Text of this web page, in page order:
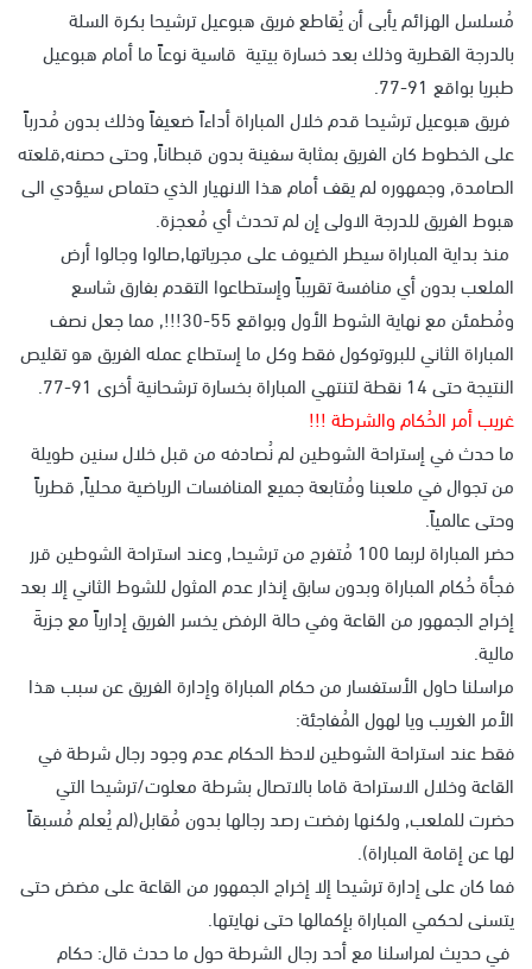
مُسلسل الهزائم يأبى أن يُقاطع فريق هبوعيل ترشيحا بكرة السلة
بالدرجة القطرية وذلك بعد خسارة بيتية قاسية نوعاً ما أمام هبوعيل
طبريا بواقع 91-77.
فريق هبوعيل ترشيحا قدم خلال المباراة أداءاً ضعيفاً وذلك بدون مُدرباً
على الخطوط كان الفريق بمثابة سفينة بدون قبطاناً, وحتى حصنه,قلعته
الصامدة, وجمهوره لم يقف أمام هذا الانهيار الذي حتماص سيؤدي الى
هبوط الفريق للدرجة الاولى إن لم تحدث أي مُعجزة.
منذ بداية المباراة سيطر الضيوف على مجرياتها,صالوا وجالوا أرض
الملعب بدون أي منافسة تقريباً وإستطاعوا التقدم بفارق شاسع
ومُطمئن مع نهاية الشوط الأول وبواقع 55-30!!!, مما جعل نصف
المباراة الثاني للبروتوكول فقط وكل ما إستطاع عمله الفريق هو تقليص
النتيجة حتى 14 نقطة لتنتهي المباراة بخسارة ترشحانية أخرى 91-77.
غريب أمر الحُكام والشرطة !!!
ما حدث في إستراحة الشوطين لم نُصادفه من قبل خلال سنين طويلة
من تجوال في ملعبنا ومُتابعة جميع المنافسات الرياضية محلياً, قطرياً
وحتى عالمياً.
حضر المباراة لربما 100 مُتفرج من ترشيحا, وعند استراحة الشوطين قرر
فجأة حُكام المباراة وبدون سابق إنذار عدم المثول للشوط الثاني إلا بعد
إخراج الجمهور من القاعة وفي حالة الرفض يخسر الفريق إدارياً مع جزيةَ
مالية.
مراسلنا حاول الأستفسار من حكام المباراة وإدارة الفريق عن سبب هذا
الأمر الغريب ويا لهول المُفاجئة:
فقط عند استراحة الشوطين لاحظ الحكام عدم وجود رجال شرطة في
القاعة وخلال الاستراحة قاما بالاتصال بشرطة معلوت/ترشيحا التي
حضرت للملعب, ولكنها رفضت رصد رجالها بدون مُقابل(لم يُعلم مُسبقاً
لها عن إقامة المباراة).
فما كان على إدارة ترشيحا إلا إخراج الجمهور من القاعة على مضض حتى
يتسنى لحكمي المباراة بإكمالها حتى نهايتها.
في حديث لمراسلنا مع أحد رجال الشرطة حول ما حدث قال: حكام